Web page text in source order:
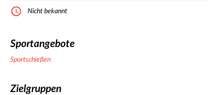
Nicht bekannt
Sportangebote
Sportschießen
Zielgruppen